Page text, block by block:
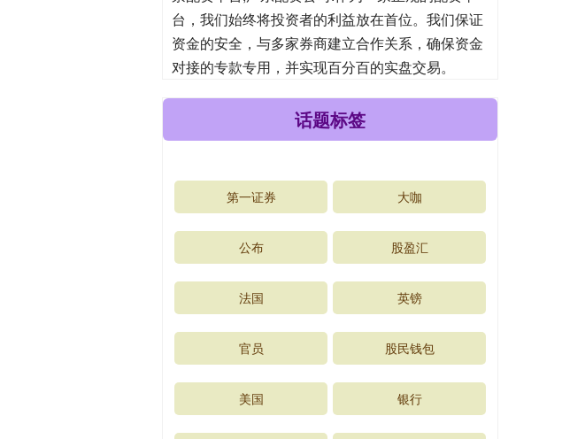
台，我们始终将投资者的利益放在首位。我们保证
资金的安全，与多家券商建立合作关系，确保资金
对接的专款专用，并实现百分百的实盘交易。
话题标签
第一证券 大咖
公布 股盈汇
法国 英镑
官员 股民钱包
美国 银行